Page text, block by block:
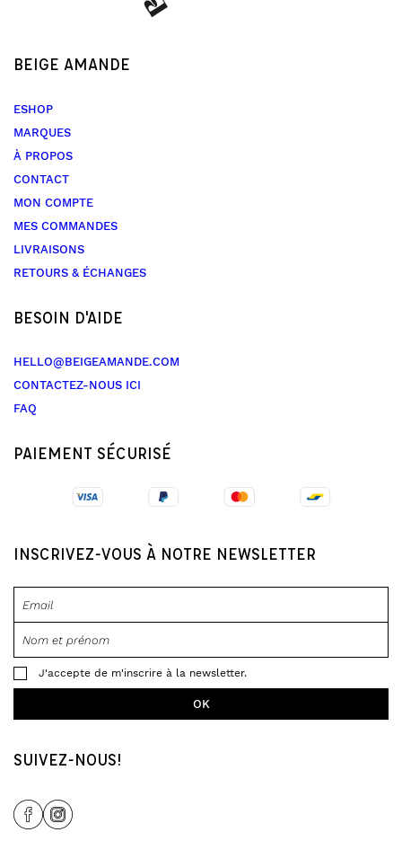
BEIGE AMANDE
ESHOP
MARQUES
À PROPOS
CONTACT
MON COMPTE
MES COMMANDES
LIVRAISONS
RETOURS & ÉCHANGES
BESOIN D'AIDE
HELLO@BEIGEAMANDE.COM
CONTACTEZ-NOUS ICI
FAQ
PAIEMENT SÉCURISÉ
INSCRIVEZ-VOUS À NOTRE NEWSLETTER
J'accepte de m'inscrire à la newsletter.
SUIVEZ-NOUS!
Share Icon
Share Icon